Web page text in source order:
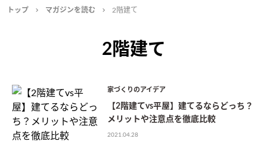
トップ マガジンを読む 2階建て
2階建て
家づくりのアイデア
【2階建てvs平屋】建てるならどっち？
メリットや注意点を徹底比較
2021.04.28